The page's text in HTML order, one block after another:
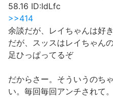
58.16 ID:IdLfc
>>414
余談だが、レイちゃんは好
だが、スッスはレイちゃん
足ひっぱってるぞ
だからさー。そういうのち
い。毎回毎回アンチされて